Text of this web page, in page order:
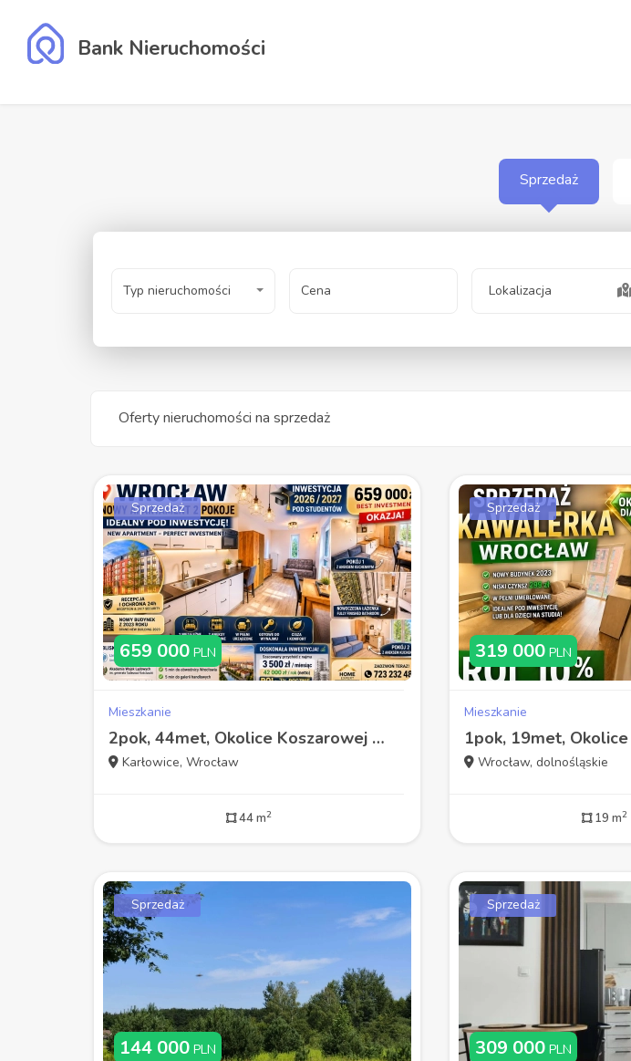
Bank Nieruchomości
Sprzedaż
Typ nieruchomości Cena Lokalizacja
Oferty nieruchomości na sprzedaż
Sprzedaż
659 000 PLN
Mieszkanie
2pok, 44met, Okolice Koszarowej WINDA/2023 (Wrocław)
Karłowice, Wrocław
44 m2
Sprzedaż
319 000 PLN
Mieszkanie
Wrocław, dolnośląskie
19 m2
Sprzedaż
144 000 PLN
Sprzedaż
309 000 PLN